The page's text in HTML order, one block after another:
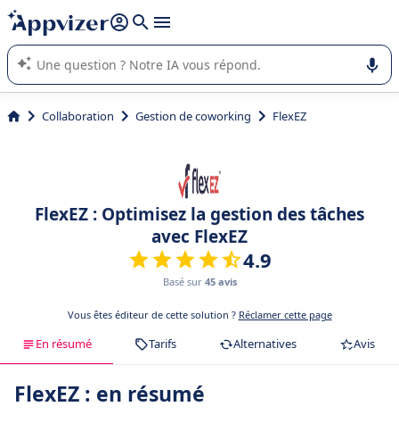
répondre (plusieurs lignes avec
L'IA de Appvizer vous guide dans l'utilisation ou la sélection de
logiciel SaaS en entreprise.
Collaboration Gestion de coworking FlexEZ
FlexEZ : Optimisez la gestion des tâches
avec FlexEZ
4.9
Basé sur 45 avis
Vous êtes éditeur de cette solution ? Réclamer cette page
En résumé Tarifs Alternatives Avis
FlexEZ : en résumé